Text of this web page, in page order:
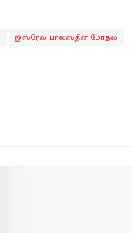
இஸ்ரேல் பாலஸ்தீன மோதல்